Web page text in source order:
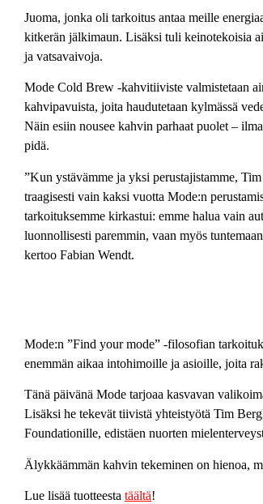
Juoma, jonka oli tarkoitus antaa meille
kitkerän jälkimaun. Lisäksi tuli keinotekoisia
ja vatsavaivoja.
Mode Cold Brew -kahvitiiviste valmistetaan
kahvipavuista, joita haudutetaan kylmässä
Näin esiin nousee kahvin parhaat puolet –
pidä.
”Kun ystävämme ja yksi perustajistamme,
traagisesti vain kaksi vuotta Mode:n
tarkoituksemme kirkastui: emme halua vain
luonnollisesti paremmin, vaan myös
kertoo Fabian Wendt.
Mode:n ”Find your mode” -filosofian
enemmän aikaa intohimoille ja asioille, joita
Tänä päivänä Mode tarjoaa kasvavan
Lisäksi he tekevät tiivistä yhteistyötä Tim
Foundationille, edistäen nuorten
Älykkäämmän kahvin tekeminen on hienoa,
Lue lisää tuotteesta täältä!